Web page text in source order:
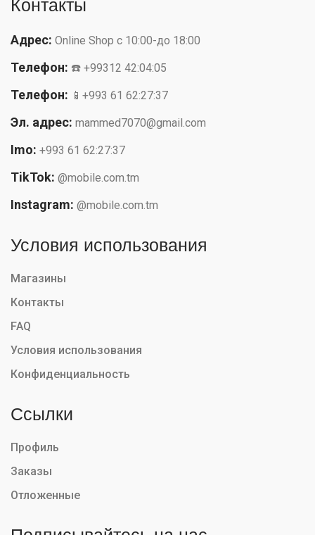
Контакты
Адрес: Online Shop с 10:00-до 18:00
Телефон: ☎️ +99312 42:04:05
Телефон: 📱+993 61 62:27:37
Эл. адрес: mammed7070@gmail.com
Imo: +993 61 62:27:37
TikTok: @mobile.com.tm
Instagram: @mobile.com.tm
Условия использования
Магазины
Контакты
FAQ
Условия использования
Конфиденциальность
Ссылки
Профиль
Заказы
Отложенные